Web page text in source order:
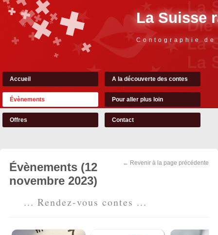
La Suisse
Contographie
Accueil A la découverte des contes
Évènements Pour aller plus loin
Offres Contact
← Revenir à la page précédente
Évènements (12
novembre 2023)
... Rendez-vous contes ...